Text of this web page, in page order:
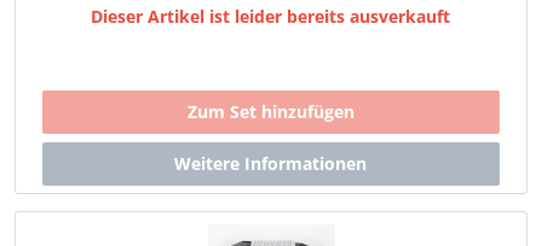
Dieser Artikel ist leider bereits ausverkauft